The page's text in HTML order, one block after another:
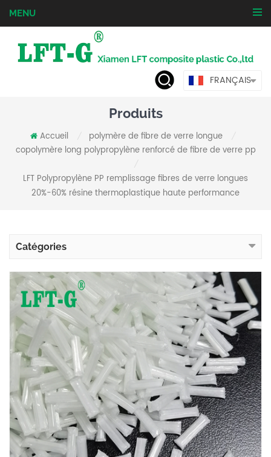
MENU
FRANÇAIS
Produits
Accueil polymère de fibre de verre longue
copolymère long polypropylène renforcé de fibre de verre pp
LFT Polypropylène PP remplissage fibres de verre longues
20%-60% résine thermoplastique haute performance
Catégories